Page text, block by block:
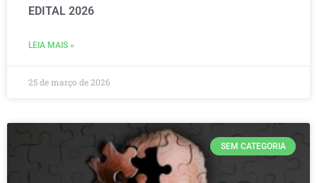
EDITAL 2026
LEIA MAIS »
25 de março de 2026
SEM CATEGORIA